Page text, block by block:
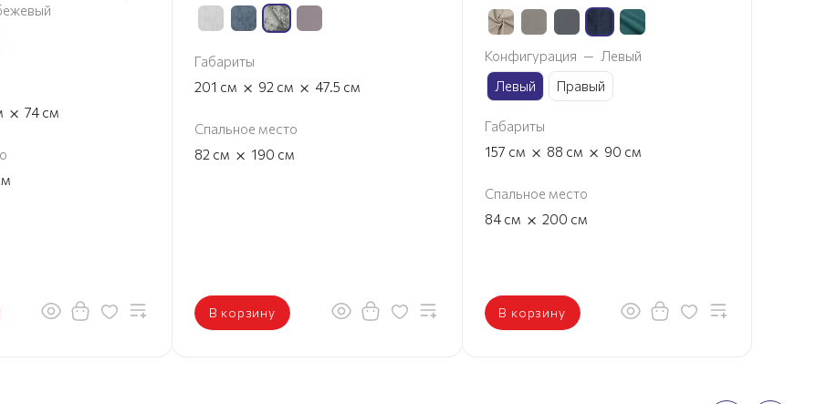
× 74 см
Габариты
201 см × 92 см × 47.5 см
Спальное место
82 см × 190 см
В корзину
Конфигурация — Левый
Левый
Правый
Габариты
157 см × 88 см × 90 см
Спальное место
84 см × 200 см
В корзину